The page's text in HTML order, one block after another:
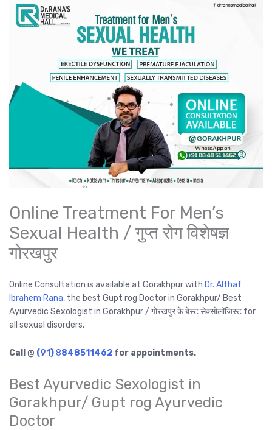
Online Treatment For Men’s
Sexual Health / गुप्त रोग विशेषज्ञ
गोरखपुर
Online Consultation is available at Gorakhpur with Dr. Althaf
Ibrahem Rana, the best Gupt rog Doctor in Gorakhpur/ Best
Ayurvedic Sexologist in Gorakhpur / गोरखपुर के बेस्ट सेक्सोलॉजिस्ट for
all sexual disorders.
Call @ (91)8848511462 for appointments.
Best Ayurvedic Sexologist in
Gorakhpur/ Gupt rog Ayurvedic
Doctor